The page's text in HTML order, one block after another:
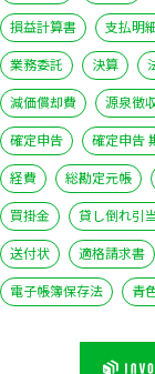
損益計算書
支払明
業務委託
決算
減価償却費
源泉徴
確定申告
確定申告
経費
総勘定元帳
買掛金
貸し倒れ引
送付状
適格請求書
電子帳簿保存法
青